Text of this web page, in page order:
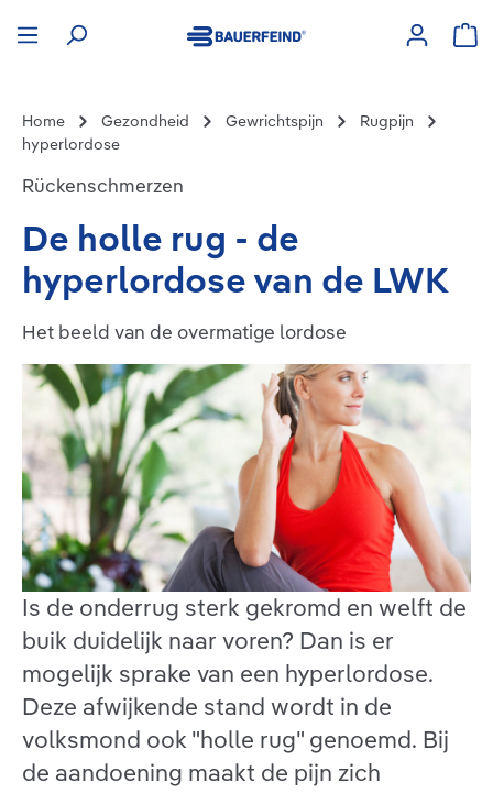
Home Gezondheid Gewrichtspijn
Rugpijn
hyperlordose
Rückenschmerzen
De holle rug - de
hyperlordose van de LWK
Het beeld van de overmatige lordose
Is de onderrug sterk gekromd en welft de
buik duidelijk naar voren? Dan is er
mogelijk sprake van een hyperlordose.
Deze afwijkende stand wordt in de
volksmond ook "holle rug" genoemd. Bij
de aandoening maakt de pijn zich